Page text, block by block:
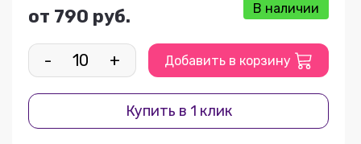
от 790 руб. В наличии
- + Добавить в корзину
Купить в 1 клик